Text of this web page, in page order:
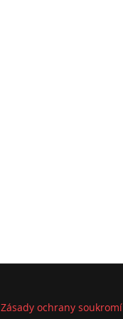
Zásady ochrany soukromí